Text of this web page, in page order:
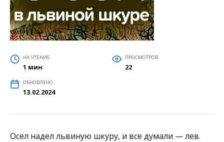
НА ЧТЕНИЕ
1 мин
ПРОСМОТРОВ
22
ОБНОВЛЕНО
13.02.2024
Осел надел львиную шкуру, и все думали — лев.